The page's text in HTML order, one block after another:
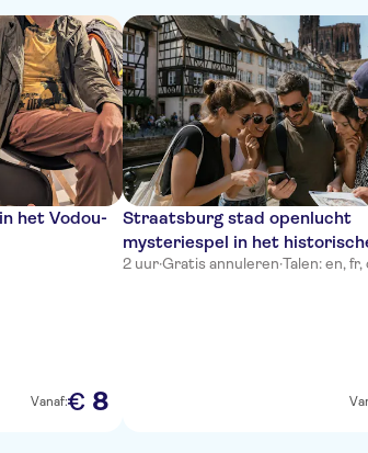
het Vodou-
Vanaf:€ 8
Straatsburg stad openlucht
mysteriespel in het
2 uur·Gratis annuleren·Talen: en, fr,